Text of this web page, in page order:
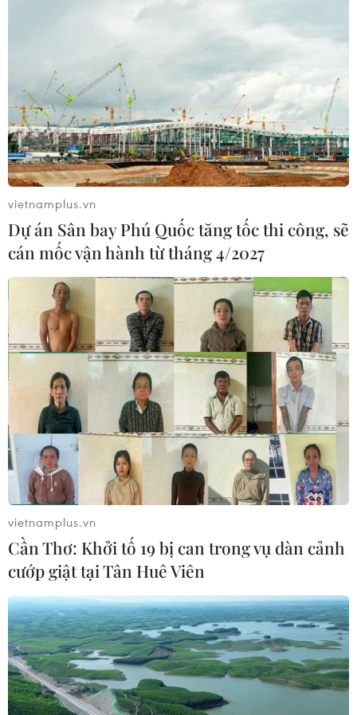
Lựa chọn nào cho HLV Jupp Heynckes khi
đại chiến Real Madrid?
23/04/2018 01:02
Jupp Heynckes chắc chắn đang lên kế hoạch kỹ lưỡng
cho Bayern Munich trong cuộc tiếp đón Real Madrid ở
trận bán kết lượt đi Champions League mùa này.
vietnamplus.vn
Dự án Sân bay Phú Quốc tăng tốc thi công, sẽ
cán mốc vận hành từ tháng 4/2027
vietnamplus.vn
Cần Thơ: Khởi tố 19 bị can trong vụ dàn cảnh
cướp giật tại Tân Huê Viên